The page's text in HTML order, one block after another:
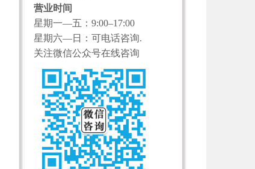
营业时间
星期一—五：9:00–17:00
星期六—日：可电话咨询.
关注微信公众号在线咨询